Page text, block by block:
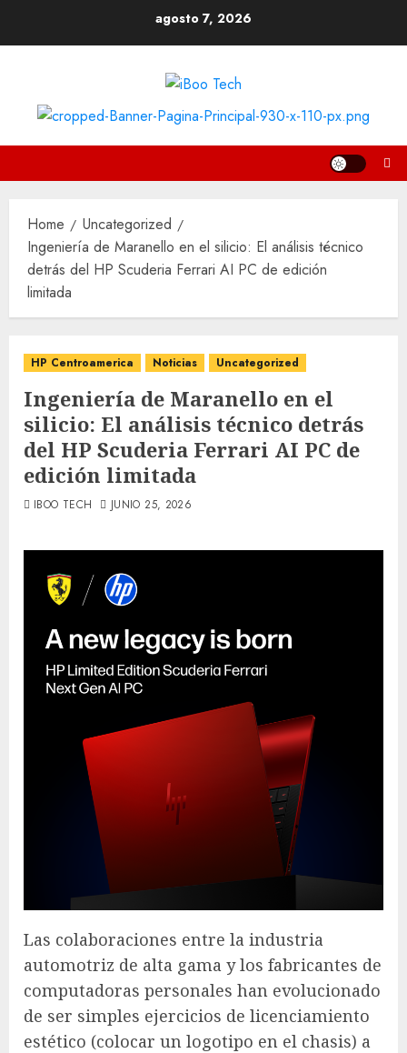
agosto 7, 2026
Home
Uncategorized
Ingeniería de Maranello en el silicio: El análisis técnico
detrás del HP Scuderia Ferrari AI PC de edición
limitada
HP Centroamerica Noticias Uncategorized
Ingeniería de Maranello en el
silicio: El análisis técnico detrás
del HP Scuderia Ferrari AI PC de
edición limitada
IBOO TECH JUNIO 25, 2026
Las colaboraciones entre la industria
automotriz de alta gama y los fabricantes de
computadoras personales han evolucionado
de ser simples ejercicios de licenciamiento
estético (colocar un logotipo en el chasis) a